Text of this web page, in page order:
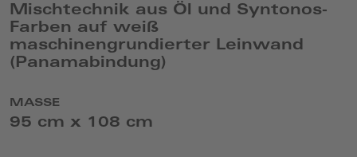
Mischtechnik aus Öl und Syntonos-
Farben auf weiß
maschinengrundierter Leinwand
(Panamabindung)
MASSE
95 cm x 108 cm